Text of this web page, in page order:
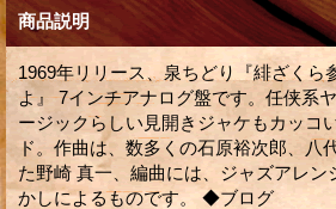
商品説明
1969年リリース、泉ちどり『緋ざくら
よ』 7インチアナログ盤です。任侠系
ージックらしい見開きジャケもカッコ
ド。作曲は、数多くの石原裕次郎、八
た野崎 真一、編曲には、ジャズアレン
かしによるものです。 ◆ブログ